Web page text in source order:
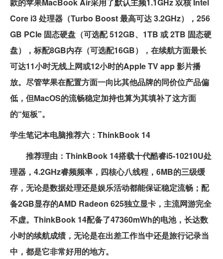
款的苹果MacBook Air采用了默认主频1.1GHz 双核 Intel
Core i3 处理器（Turbo Boost 最高可达 3.2GHz），256
GB PCIe 固态硬盘（可选配 512GB、1TB 或 2TB 固态硬
盘），标配8GB内存（可选配16GB），在续航方面最长
可达11小时无线上网或12小时的Apple TV app 影片播
放。尽管苹果在配置方面一向比其他品牌的同价位产品偏
低，但MacOS的流畅稳定加持也算为其填补了这方面
的“短板”。
学生笔记本电脑推荐六：ThinkBook 14
推荐理由：ThinkBook 14搭载十代酷睿i5-10210U处
理器，4.2GHz睿频频率，四核心八线程，6MB的三级缓
存，无论是数据处理还是娱乐活动都能保证稳定流畅；配
备2GB显存的AMD Radeon 625独立显卡，主流网游完全
不虚。ThinkBook 14配备了47360mWh的电池，长达数
小时的续航成绩，无论是在出差工作当中还是旅行记录当
中，都是它非常好用的地方。